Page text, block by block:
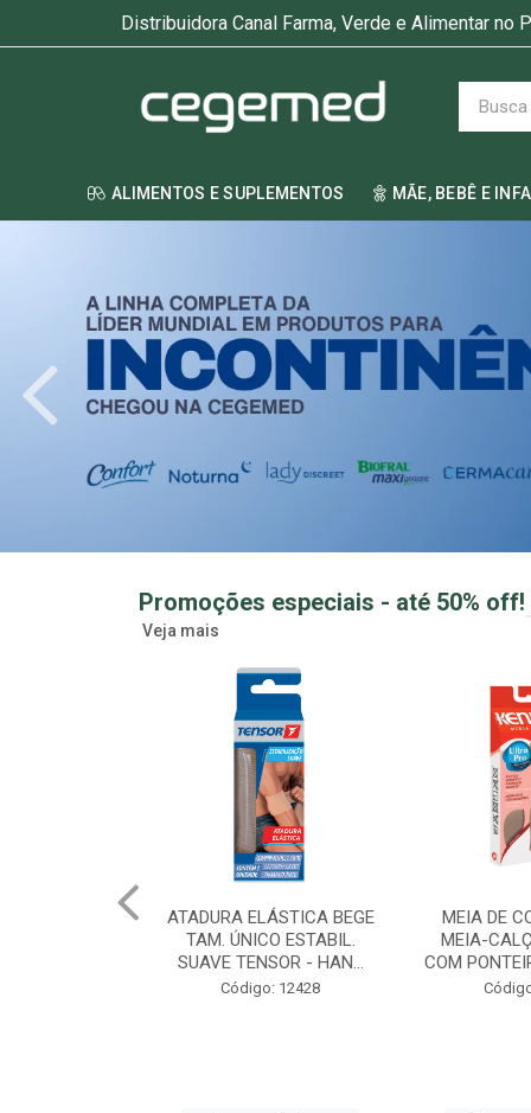
Distribuidora Canal Farma, Verde e Alimentar no
ALIMENTOS E SUPLEMENTOS MÃE, BEBÊ E
Promoções especiais - até 50% off!
Veja mais
MEIA DE COMPRESSAO
MEIA-CALÇA FEMININA
COM PONTEIRA MEL TAM ...
Código: 12433
GUMMY
MORANGO
ZERO
Creatina